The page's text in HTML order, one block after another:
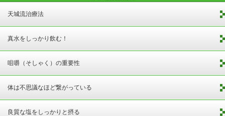
天城流治療法
真水をしっかり飲む！
咀嚼（そしゃく）の重要性
体は不思議なほど繋がっている
良質な塩をしっかりと摂る